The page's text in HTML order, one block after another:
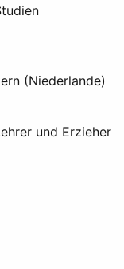
(Niederlande)
und Erzieher